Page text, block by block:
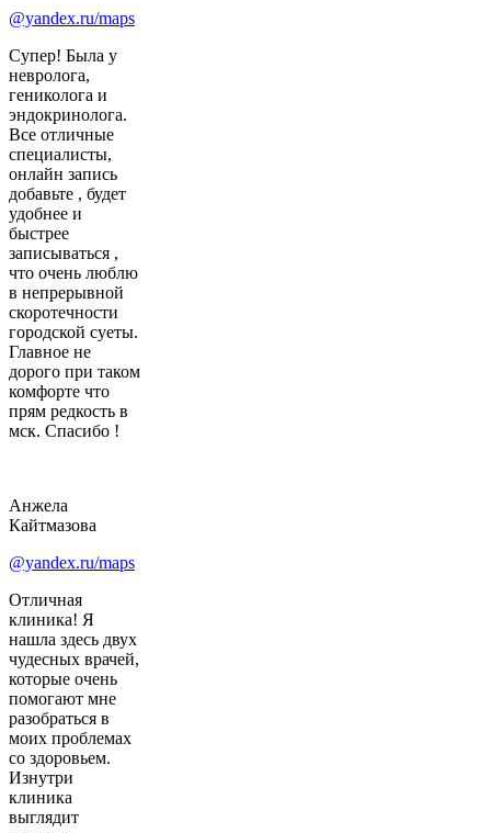
@yandex.ru/maps
Супер! Была у
невролога,
гениколога и
эндокринолога.
Все отличные
специалисты,
онлайн запись
добавьте , будет
удобнее и
быстрее
записываться ,
что очень люблю
в непрерывной
скоротечности
городской суеты.
Главное не
дорого при таком
комфорте что
прям редкость в
мск. Спасибо !
Анжела
Кайтмазова
@yandex.ru/maps
Отличная
клиника! Я
нашла здесь двух
чудесных врачей,
которые очень
помогают мне
разобраться в
моих проблемах
со здоровьем.
Изнутри
клиника
выглядит